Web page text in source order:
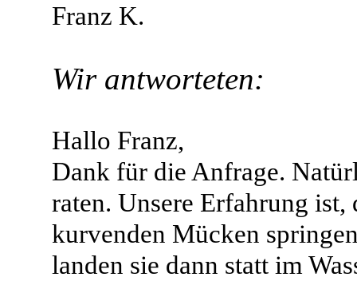
Franz K.
Wir antworteten:
Hallo Franz,
Dank für die Anfrage.
raten. Unsere Erfahrung ist,
kurvenden Mücken
landen sie dann statt im